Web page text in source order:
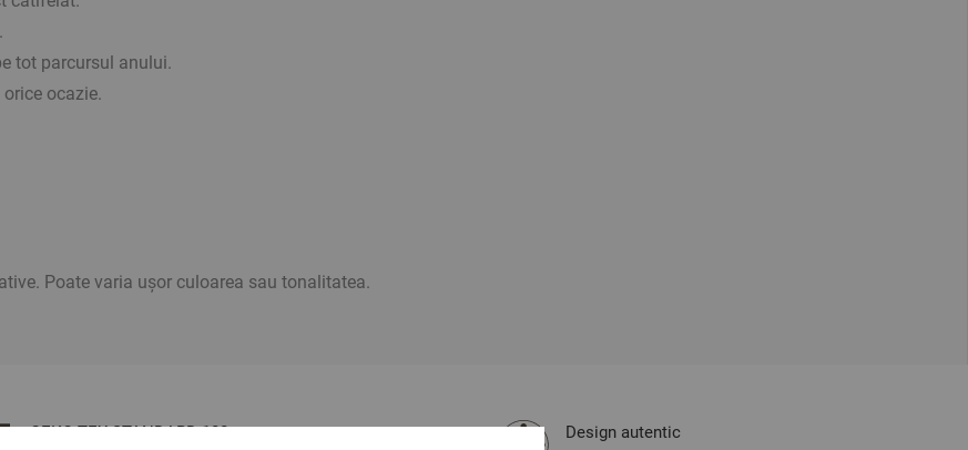
tot parcursul anului.
ocazie.
Poate varia ușor culoarea sau tonalitatea.
ОЕКО-ТЕX STANDARD 100
Design autentic